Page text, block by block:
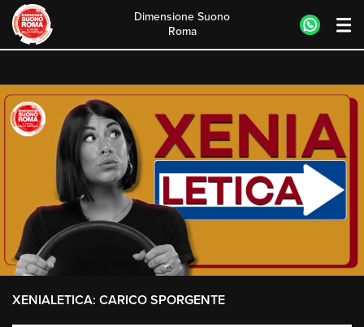
content
Dimensione Suono
Roma
XENIALETICA: CARICO SPORGENTE